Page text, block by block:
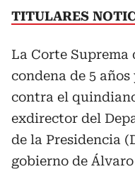
TITULARES
La Corte
condena de 5
contra el
exdirector del
de la Presidencia
gobierno de